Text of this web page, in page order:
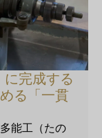
完成する
る「一貫
能工（たの